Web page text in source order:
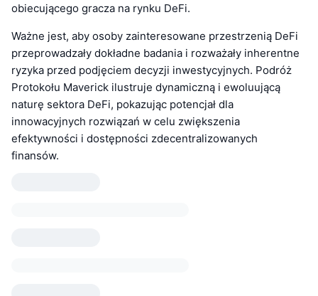
obiecującego gracza na rynku DeFi.
Ważne jest, aby osoby zainteresowane przestrzenią DeFi
przeprowadzały dokładne badania i rozważały inherentne
ryzyka przed podjęciem decyzji inwestycyjnych. Podróż
Protokołu Maverick ilustruje dynamiczną i ewoluującą
naturę sektora DeFi, pokazując potencjał dla
innowacyjnych rozwiązań w celu zwiększenia
efektywności i dostępności zdecentralizowanych
finansów.